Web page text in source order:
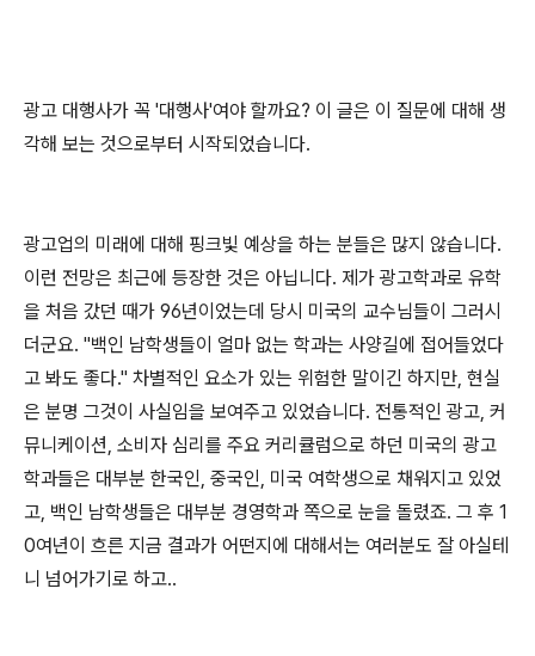
광고 대행사가 꼭 '대행사'여야 할까요? 이 글은 이 질문에 대해 생
각해 보는 것으로부터 시작되었습니다.
광고업의 미래에 대해 핑크빛 예상을 하는 분들은 많지 않습니다.
이런 전망은 최근에 등장한 것은 아닙니다. 제가 광고학과로 유학
을 처음 갔던 때가 96년이었는데 당시 미국의 교수님들이 그러시
더군요. "백인 남학생들이 얼마 없는 학과는 사양길에 접어들었다
고 봐도 좋다." 차별적인 요소가 있는 위험한 말이긴 하지만, 현실
은 분명 그것이 사실임을 보여주고 있었습니다. 전통적인 광고, 커
뮤니케이션, 소비자 심리를 주요 커리큘럼으로 하던 미국의 광고
학과들은 대부분 한국인, 중국인, 미국 여학생으로 채워지고 있었
고, 백인 남학생들은 대부분 경영학과 쪽으로 눈을 돌렸죠. 그 후 1
0여년이 흐른 지금 결과가 어떤지에 대해서는 여러분도 잘 아실테
니 넘어가기로 하고..